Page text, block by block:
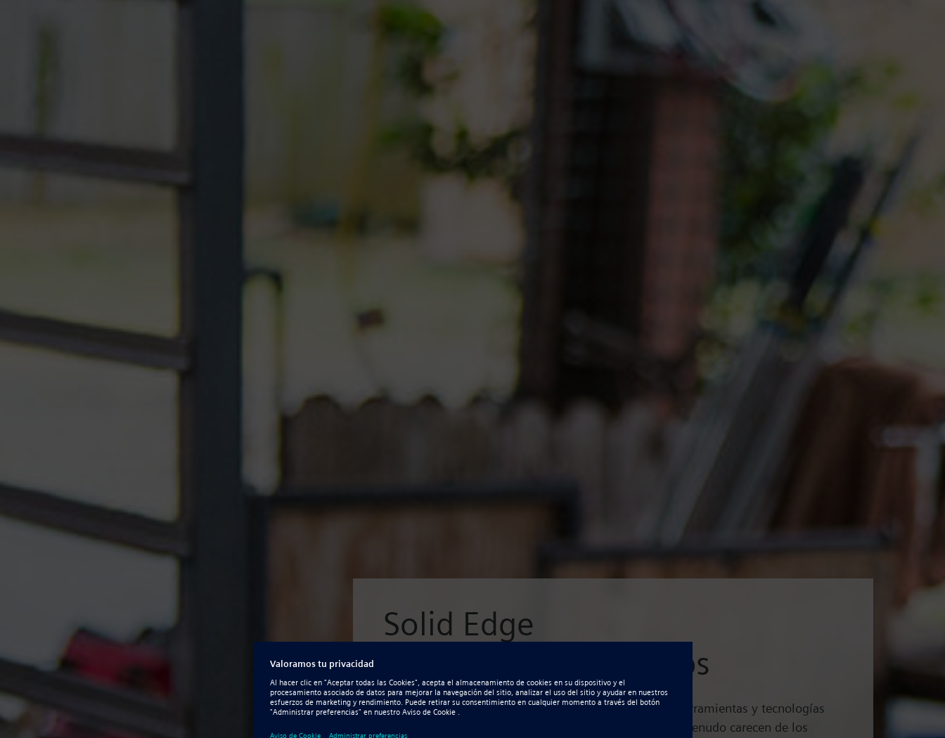
Solid Edge
Recursos para startups
Las nuevas empresas necesitan acceso a las mejores herramientas y tecnologías
para lanzar sus ideas al mercado rápidamente, pero a menudo carecen de los